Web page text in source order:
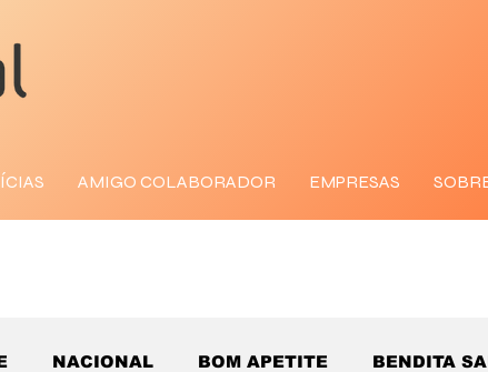
AMIGO COLABORADOR EMPRESAS
NACIONAL BOM APETITE BENDITA